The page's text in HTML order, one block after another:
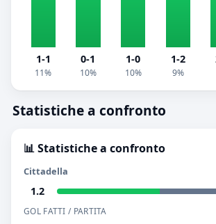
1-1
11%
0-1
10%
1-0
10%
1-2
9%
Statistiche a confronto
📊 Statistiche a confronto
Cittadella
1.2
GOL FATTI / PARTITA